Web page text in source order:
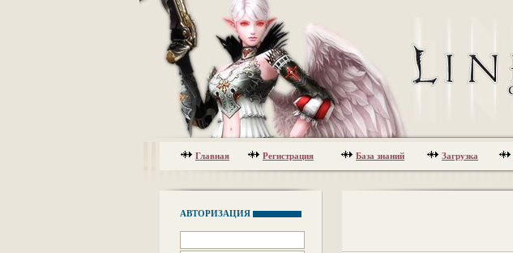
Главная Регистрация База знаний Загрузка
АВТОРИЗАЦИЯ